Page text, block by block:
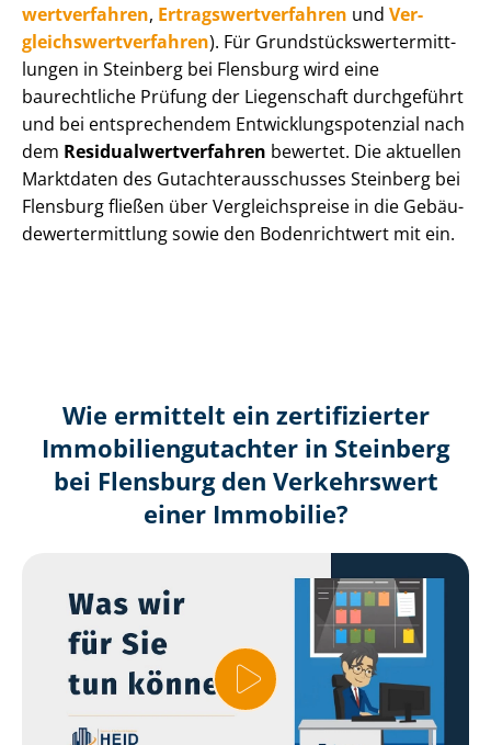
wert­ver­fah­ren, Er­trags­wert­ver­fah­ren und Ver­
gleichs­wert­ver­fah­ren). Für Grund­stücks­wert­ermitt­
lun­gen in Steinberg bei Flensburg wird eine
baurechtliche Prüfung der Liegenschaft durchgeführt
und bei entsprechendem Ent­wick­lungs­po­ten­zi­al nach
dem Re­si­du­al­wert­ver­fah­ren bewertet. Die aktuellen
Marktdaten des Gut­ach­ter­aus­schus­ses Steinberg bei
Flensburg fließen über Ver­gleichs­prei­se in die Ge­bäu­
de­wert­ermitt­lung sowie den Bodenrichtwert mit ein.
Wie ermittelt ein zertifizierter
Immobilien­gutachter in Steinberg
bei Flensburg den Verkehrswert
einer Immobilie?